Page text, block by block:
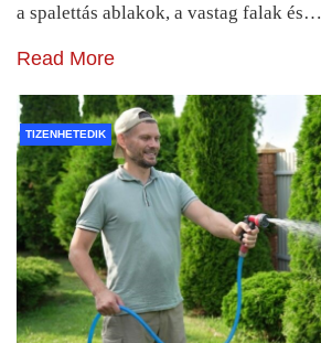
a spalettás ablakok, a vastag falak és…
Read More
TIZENHETEDIK